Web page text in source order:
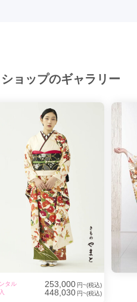
ョップのギャラリー
タル 253,000 円~(税込)
448,030 円~(税込)